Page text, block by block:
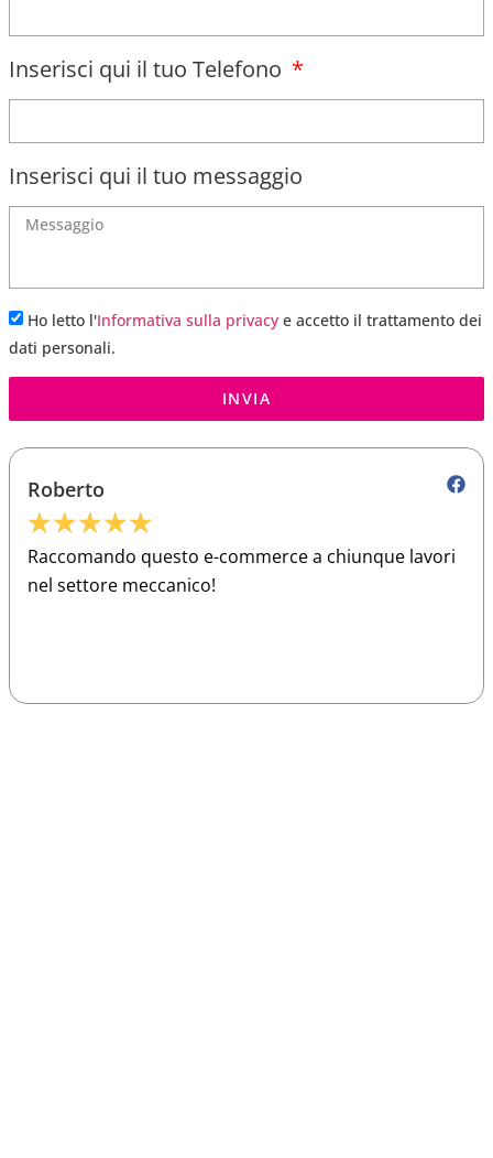
Inserisci qui il tuo Telefono
Inserisci qui il tuo messaggio
Ho letto l'Informativa sulla privacy e accetto il trattamento dei
dati personali.
INVIA
Roberto
★★★★★
Raccomando questo e-commerce a chiunque lavori
nel settore meccanico!